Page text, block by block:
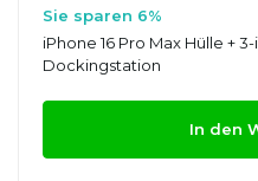
Sie sparen 6%
iPhone 16 Pro Max Hülle +
Dockingstation
In den